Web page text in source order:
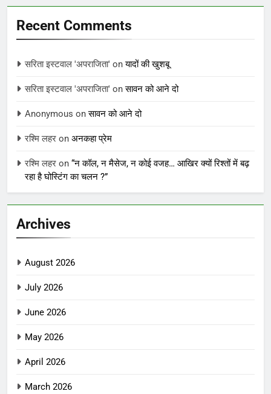
Recent Comments
सरिता इस्टवाल 'अपराजिता' onयादों की खुशबू
सरिता इस्टवाल 'अपराजिता' onसावन को आने दो
Anonymous onसावन को आने दो
रश्मि लहर on अनकहा प्रेम
रश्मि लहर on “न कॉल, न मैसेज, न कोई वजह… आखिर क्यों रिश्तों में बढ़
रहा है घोस्टिंग का चलन ?”
Archives
August 2026
July 2026
June 2026
May 2026
April 2026
March 2026